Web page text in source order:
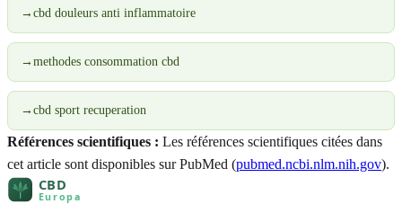
→ cbd douleurs anti inflammatoire
→ methodes consommation cbd
→ cbd sport recuperation
Références scientifiques : Les références scientifiques citées dans
cet article sont disponibles sur PubMed (pubmed.ncbi.nlm.nih.gov).